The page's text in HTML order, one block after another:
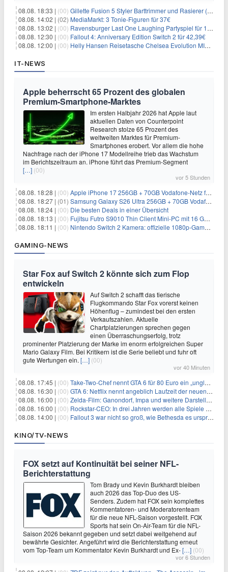
08.08. 18:33 | (00) Gillette Fusion 5 Styler Barttrimmer und Rasierer (All in One) für 16€
08.08. 14:02 | (02) MediaMarkt: 3 Tonie-Figuren für 37€
08.08. 13:02 | (00) Ravensburger Last One Laughing Partyspiel für 14,04€
08.08. 12:30 | (00) Fallout 4: Anniversary Edition Switch 2 für 42,39€
08.08. 12:00 | (00) Helly Hansen Reisetasche Chelsea Evolution MID 54L für 29,99€
IT-NEWS
Apple beherrscht 65 Prozent des globalen
Premium-Smartphone-Marktes
Im ersten Halbjahr 2026 hat Apple laut
aktuellen Daten von Counterpoint
Research stolze 65 Prozent des
weltweiten Marktes für Premium-
Smartphones erobert. Vor allem die hohe
Nachfrage nach der iPhone 17 Modellreihe trieb das Wachstum
im Berichtszeitraum an. iPhone führt das Premium-Segment
[…] (00)
vor 5 Stunden
08.08. 18:28 | (00) Apple iPhone 17 256GB + 70GB Vodafone-Netz für 34,99€/Monat (effektiv 6,41€/Monat)
08.08. 18:27 | (01) Samsung Galaxy S26 Ultra 256GB + 70GB Vodafone-Netz für 34,99€/Monat (effektiv 4,74€/Monat)
08.08. 18:24 | (00) Die besten Deals in einer Übersicht
08.08. 18:13 | (00) Fujitsu Futro S9010 Thin Client Mini-PC mit 16 GB RAM für 100€
08.08. 18:11 | (00) Nintendo Switch 2 Kamera: offizielle 1080p-GameChat-Kamera für 19,99€
GAMING-NEWS
Star Fox auf Switch 2 könnte sich zum Flop
entwickeln
Auf Switch 2 schafft das tierische
Flugkommando Star Fox vorerst keinen
Höhenflug – zumindest bei den ersten
Verkaufszahlen. Aktuelle
Chartplatzierungen sprechen gegen
einen Überraschungserfolg, trotz
prominenter Platzierung der Marke im enorm erfolgreichen Super
Mario Galaxy Film. Bei Kritikern ist die Serie beliebt und fuhr oft
gute Wertungen ein. […] (00)
vor 40 Minuten
08.08. 17:45 | (00) Take-Two-Chef nennt GTA 6 für 80 Euro ein „unglaubliches Schnäppchen“
08.08. 16:30 | (00) GTA 6: Netflix nennt angeblich Laufzeit der neuen Gameplay-Präsentation
08.08. 16:00 | (00) Zelda-Film: Ganondorf, Impa und weitere Darsteller sollen feststehen
08.08. 16:00 | (00) Rockstar-CEO: In drei Jahren werden alle Spiele gestreamt
08.08. 14:00 | (00) Fallout 3 war nicht so groß, wie Bethesda es ursprünglich wollte
KINO/TV-NEWS
FOX setzt auf Kontinuität bei seiner NFL-
Berichterstattung
Tom Brady und Kevin Burkhardt bleiben
auch 2026 das Top-Duo des US-
Senders. Zudem hat FOX sein komplettes
Kommentatoren- und Moderatorenteam
für die neue NFL-Saison vorgestellt. FOX
Sports hat sein On-Air-Team für die NFL-
Saison 2026 bekannt gegeben und setzt dabei weitgehend auf
bewährte Gesichter. Angeführt wird die Berichterstattung erneut
vom Top-Team um Kommentator Kevin Burkhardt und Ex-[…] (00)
vor 6 Stunden